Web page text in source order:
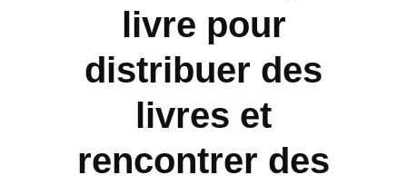
livre pour
distribuer des
livres et
rencontrer des